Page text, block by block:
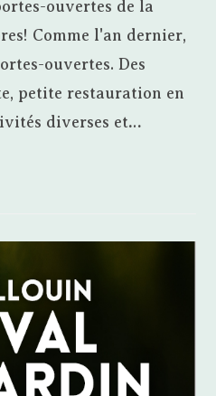
ouvertes de la
Comme l'an dernier,
ouvertes. Des
petite restauration en
diverses et…